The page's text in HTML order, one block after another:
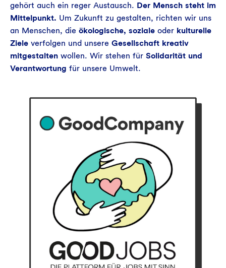
gehört auch ein reger Austausch. Der Mensch steht im
Mittelpunkt. Um Zukunft zu gestalten, richten wir uns
an Menschen, die ökologische, soziale oder kulturelle
Ziele verfolgen und unsere Gesellschaft kreativ
mitgestalten wollen. Wir stehen für Solidarität und
Verantwortung für unsere Umwelt.